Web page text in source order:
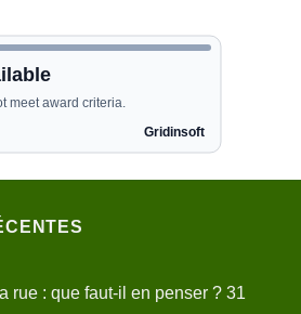
rue : que faut-il en penser ? 31